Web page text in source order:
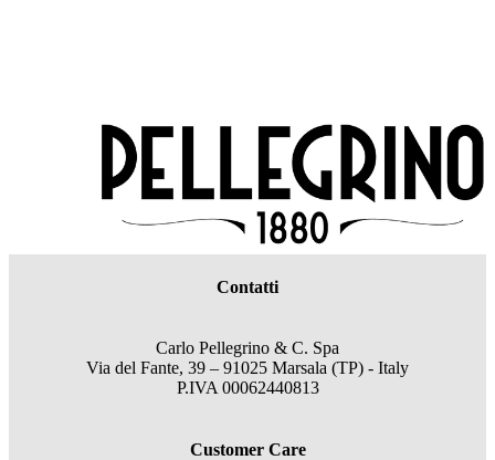
Contatti
Carlo Pellegrino & C. Spa
Via del Fante, 39 – 91025 Marsala (TP) - Italy
P.IVA 00062440813
Customer Care